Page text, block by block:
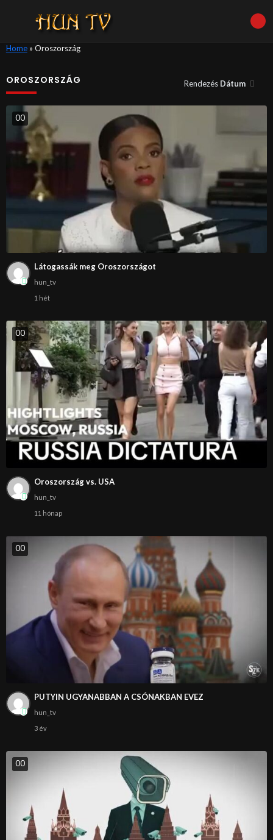
Home» Oroszország
OROSZORSZÁG Rendezés Dátum
00
Látogassák meg Oroszországot
hun_tv
1 hét
00
Oroszország vs. USA
hun_tv
11 hónap
00
PUTYIN UGYANABBAN A CSÓNAKBAN EVEZ
hun_tv
3 év
00